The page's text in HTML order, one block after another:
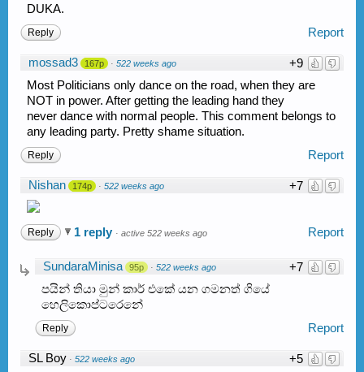
DUKA.
Report
Reply
+9
mossad3 167p · 522 weeks ago
Most Politicians only dance on the road, when they are
NOT in power. After getting the leading hand they
never dance with normal people. This comment belongs to
any leading party. Pretty shame situation.
Report
Reply
+7
Nishan 174p · 522 weeks ago
Report
Reply 1 reply · active 522 weeks ago
+7
SundaraMinisa 95p · 522 weeks ago
පයින් තියා මුන් කාර් එකේ යන ගමනත් ගියේ
හෙලිකොප්ටරෙනේ
Report
Reply
+5
SL Boy · 522 weeks ago